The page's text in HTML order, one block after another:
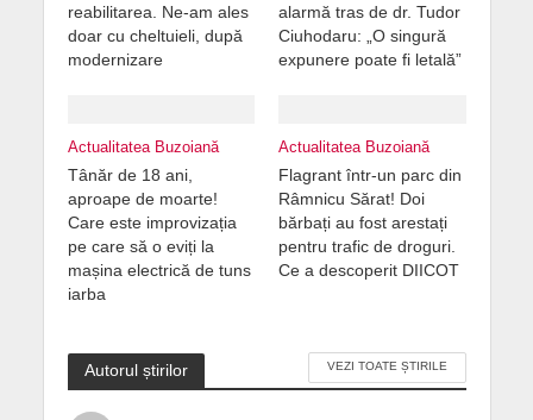
reabilitarea. Ne-am ales
doar cu cheltuieli, după
modernizare
alarmă tras de dr. Tudor
Ciuhodaru: „O singură
expunere poate fi letală”
Actualitatea Buzoiană
Tânăr de 18 ani,
aproape de moarte!
Care este improvizația
pe care să o eviți la
mașina electrică de tuns
iarba
Actualitatea Buzoiană
Flagrant într-un parc din
Râmnicu Sărat! Doi
bărbați au fost arestați
pentru trafic de droguri.
Ce a descoperit DIICOT
Autorul știrilor VEZI TOATE ȘTIRILE